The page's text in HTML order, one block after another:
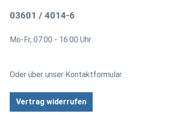
03601 / 4014-6
Mo-Fr, 07:00 - 16:00 Uhr
Oder über unser Kontaktformular.
Vertrag widerrufen